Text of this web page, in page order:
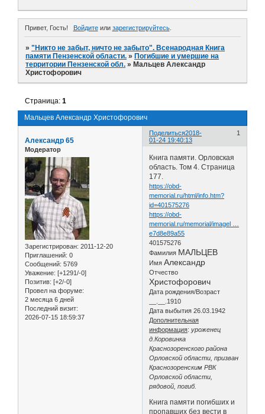
Привет, Гость! Войдитеили зарегистрируйтесь.
»"Никто не забыт, ничто не забыто". Всенародная Книга
памяти Пензенской области. » Погибшие и умершие на
территории Пензенской обл. » Мальцев Александр
Христофорович
Мальцев Александр Христофорович
Страница:1
Поделиться 1
2018-
01-24 19:40:13
Александр 65
Модератор
Зарегистрирован: 2011-12-20
Приглашений: 0
Сообщений: 5769
Уважение: [+1291/-0]
Позитив: [+2/-0]
Провел на форуме:
2 месяца 6 дней
Последний визит:
2026-07-15 18:59:37
Книга памяти. Орловская
область. Том 4. Страница
177.
https://obd-
memorial.ru/html/info.htm?
id=401575276
https://obd-
memorial.ru/memorial/imagel …
e7d8e89a55
401575276
Фамилия МАЛЬЦЕВ
ИмяАлександр
Отчество
Христофорович
Дата рождения/Возраст
__.__.1910
Дата выбытия 26.03.1942
Дополнительная
информация: уроженец
д.Коровинка
Краснозоренского района
Орловской области, призван
Краснозоренским РВК
Орловской области,
рядовой, погиб.
Книга памяти погибших и
пропавших без вести в